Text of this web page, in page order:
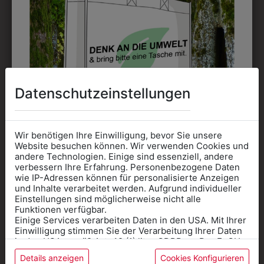
361000039
KOCHKNÖPFE
€ 3,90
359506400050
DREIECKSTUCH
€ 28,90
ZULETZT ANGESEHEN
Datenschutzeinstellungen
Wir benötigen Ihre Einwilligung, bevor Sie unsere
Website besuchen können. Wir verwenden Cookies und
andere Technologien. Einige sind essenziell, andere
verbessern Ihre Erfahrung. Personenbezogene Daten
wie IP-Adressen können für personalisierte Anzeigen
und Inhalte verarbeitet werden. Aufgrund individueller
Einstellungen sind möglicherweise nicht alle
Funktionen verfügbar.
Einige Services verarbeiten Daten in den USA. Mit Ihrer
Einwilligung stimmen Sie der Verarbeitung Ihrer Daten
in den USA gemäß Art. 49 (1) lit. a GDPR zu. Der EuGH
stuft die USA als Land mit unzureichendem Datenschutz
Details anzeigen Cookies Konfigurieren
Informationen wenn Sie
Kleidung
für die SCHULE
benötigen
Online Shop: Klick auf SCHULE in der